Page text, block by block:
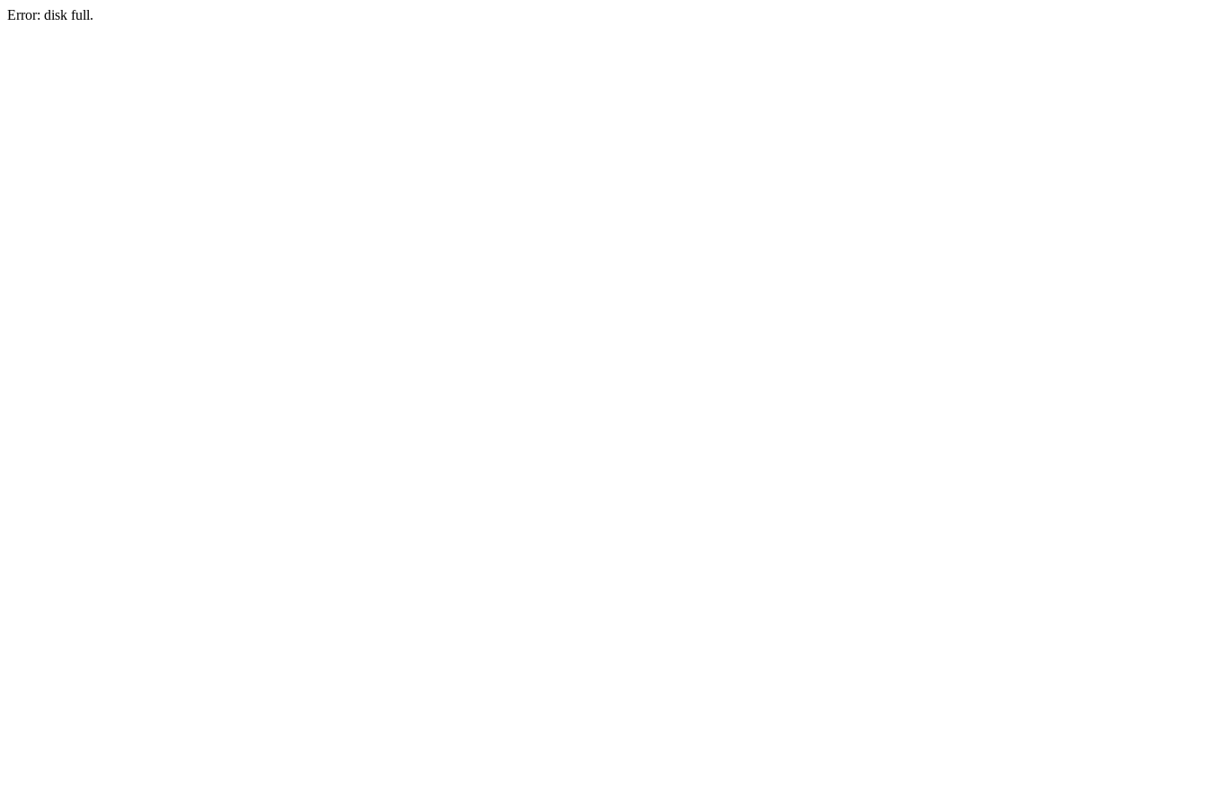
Error: disk full.